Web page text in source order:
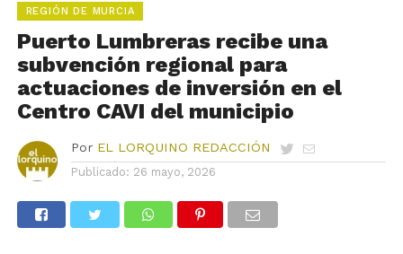
REGIÓN DE MURCIA
Puerto Lumbreras recibe una
subvención regional para
actuaciones de inversión en el
Centro CAVI del municipio
Por EL LORQUINO REDACCIÓN
Publicado: 26 mayo, 2026